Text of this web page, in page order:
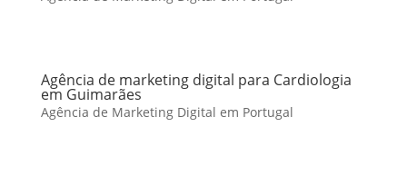
Agência de marketing digital para Cardiologia
em Guimarães
Agência de Marketing Digital em Portugal